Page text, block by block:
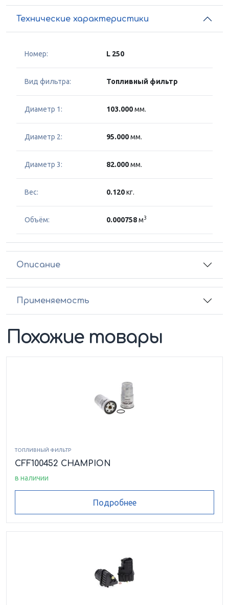
Технические характеристики
Номер: L 250
Вид фильтра: Топливный фильтр
Диаметр 1: 103.000мм.
Диаметр 2: 95.000мм.
Диаметр 3: 82.000мм.
Вес: 0.120кг.
Объём: 0.000758м3
Описание
Применяемость
Похожие товары
ТОПЛИВНЫЙ ФИЛЬТР
CFF100452 CHAMPION
в наличии
Подробнее